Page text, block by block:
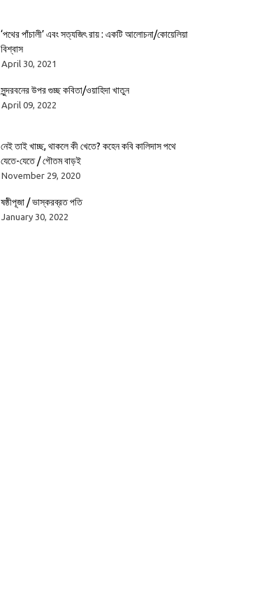
‘পথের পাঁচালী’ এবং সত্যজিৎ রায় : একটি আলোচনা/কোয়েলিয়া
বিশ্বাস
April 30, 2021
সুন্দরবনের উপর গুচ্ছ কবিতা/ওয়াহিদা খাতুন
April 09, 2022
নেই তাই খাচ্ছ, থাকলে কী খেতে? কহেন কবি কালিদাস পথে
যেতে-যেতে / গৌতম বাড়ই
November 29, 2020
ষষ্ঠীপূজা / ভাস্করব্রত পতি
January 30, 2022